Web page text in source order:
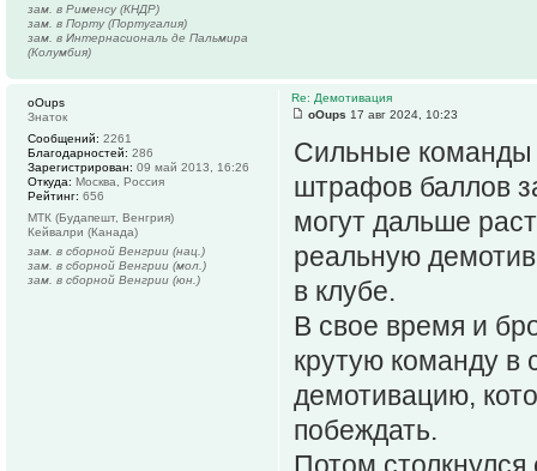
зам. в Рименсу (КНДР)
зам. в Порту (Португалия)
зам. в Интернасиональ де Пальмира
(Колумбия)
Re: Демотивация
oOups 17 авг 2024, 10:23
Сильные команды
штрафов баллов
могут дальше
реальную
в клубе.
В свое время и
крутую команду в
демотивацию,
побеждать.
Потом
oOups
Знаток
Сообщений: 2261
Благодарностей: 286
Зарегистрирован: 09 май 2013, 16:26
Откуда: Москва, Россия
Рейтинг: 656
МТК (Будапешт, Венгрия)
Кейвалри (Канада)
зам. в сборной Венгрии (нац.)
зам. в сборной Венгрии (мол.)
зам. в сборной Венгрии (юн.)